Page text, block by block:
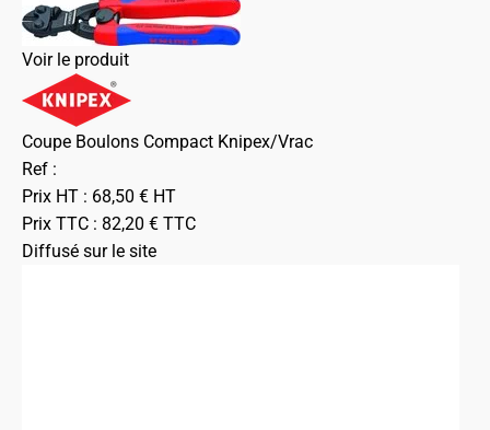
Voir le produit
Coupe Boulons Compact Knipex/Vrac
Ref :
Prix HT : 68,50 € HT
Prix TTC : 82,20 € TTC
Diffusé sur le site